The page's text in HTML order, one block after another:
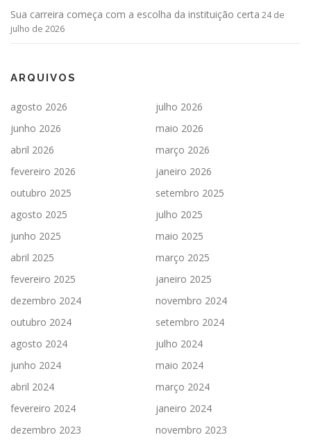
Sua carreira começa com a escolha da instituição certa 24 de
julho de 2026
ARQUIVOS
agosto 2026
julho 2026
junho 2026
maio 2026
abril 2026
março 2026
fevereiro 2026
janeiro 2026
outubro 2025
setembro 2025
agosto 2025
julho 2025
junho 2025
maio 2025
abril 2025
março 2025
fevereiro 2025
janeiro 2025
dezembro 2024
novembro 2024
outubro 2024
setembro 2024
agosto 2024
julho 2024
junho 2024
maio 2024
abril 2024
março 2024
fevereiro 2024
janeiro 2024
dezembro 2023
novembro 2023